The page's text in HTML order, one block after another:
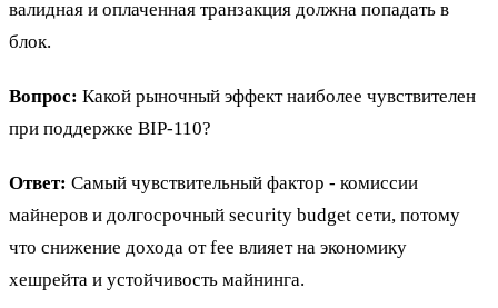
валидная и оплаченная транзакция должна попадать в
блок.
Вопрос: Какой рыночный эффект наиболее чувствителен
при поддержке BIP-110?
Ответ: Самый чувствительный фактор - комиссии
майнеров и долгосрочный security budget сети, потому
что снижение дохода от fee влияет на экономику
хешрейта и устойчивость майнинга.